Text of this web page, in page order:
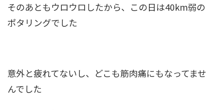
そのあともウロウロしたから、この日は40km弱の
ポタリングでした
意外と疲れてないし、どこも筋肉痛にもなってませ
んでした